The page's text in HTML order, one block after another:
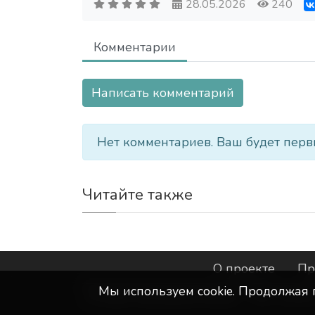
28.05.2026 240
Комментарии
Написать комментарий
Нет комментариев. Ваш будет
Читайте также
О проекте
©ООО "Интернет-Курск"- Все
Мы используем сookie. Продолжая